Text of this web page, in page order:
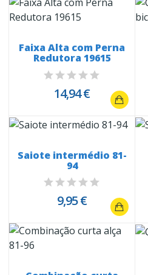
Faixa Alta com Perna
Redutora 19615
14,94 €
Saiote intermédio 81-
94
9,95 €